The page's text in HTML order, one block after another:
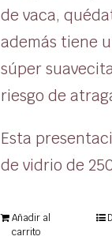
de vaca,
además tiene
súper
riesgo de
Esta
de vidrio de
Añadir al
carrito